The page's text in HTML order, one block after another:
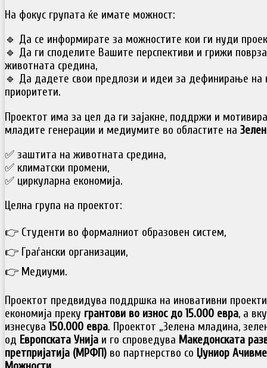
На фокус групата ќе имате можност:
🔹 Да се информирате за можностите кои ги нуди
🔹 Да ги споделите Вашите перспективи и грижи
животната средина,
🔹 Да дадете свои предлози и идеи за дефинирање на
приоритети.
Проектот има за цел да ги зајакне, поддржи и мотивира
младите генерации и медиумите во областите на
✅ заштита на животната средина,
✅ климатски промени,
✅ циркуларна економија.
Целна група на проектот:
👉 Студенти во формалниот образовен систем,
👉 Граѓански организации,
👉 Медиуми.
Проектот предвидува поддршка на иновативни
економија преку грантови во износ до 15.000 евра, а
изнесува150.000 евра. Проектот „Зелена младина,
од Европската Унија и го спроведува Македонската
претпријатија (МРФП) во партнерство со Џуниор